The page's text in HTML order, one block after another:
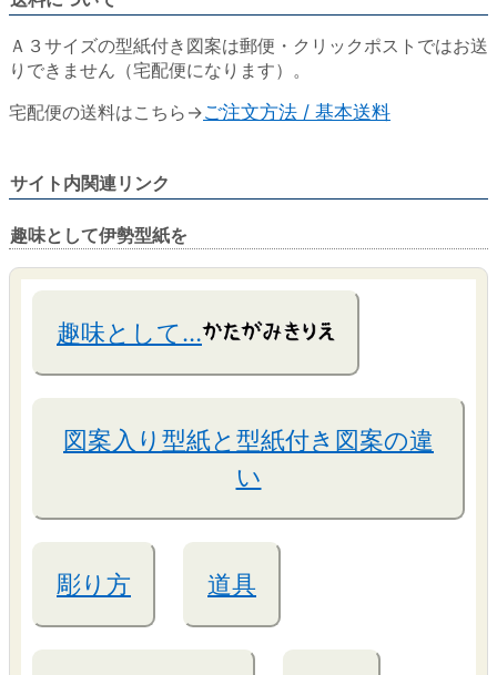
Ａ３サイズの型紙付き図案は郵便・クリックポストではお送
りできません（宅配便になります）。
宅配便の送料はこちら→ご注文方法 / 基本送料
サイト内関連リンク
趣味として伊勢型紙を
趣味として…
図案入り型紙と型紙付き図案の違
い
彫り方 道具